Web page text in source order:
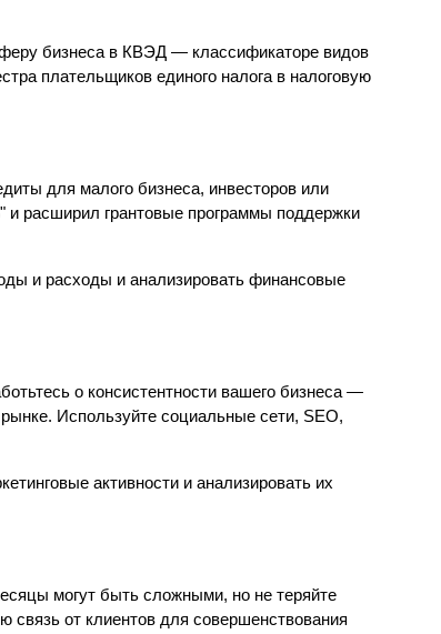
бизнеса в КВЭД — классификаторе видов
плательщиков единого налога в налоговую
для малого бизнеса, инвесторов или
и расширил грантовые программы поддержки
и расходы и анализировать финансовые
о консистентности вашего бизнеса —
Используйте социальные сети, SEO,
активности и анализировать их
могут быть сложными, но не теряйте
связь от клиентов для совершенствования